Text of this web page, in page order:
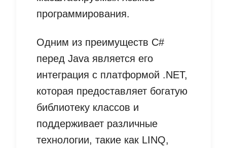
программирования.
Одним из преимуществ C#
перед Java является его
интеграция с платформой .NET,
которая предоставляет богатую
библиотеку классов и
поддерживает различные
технологии, такие как LINQ,